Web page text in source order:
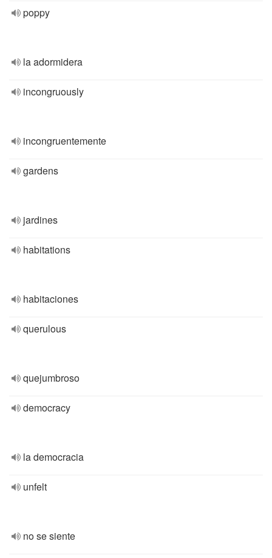
poppy
la adormidera
incongruously
incongruentemente
gardens
jardines
habitations
habitaciones
querulous
quejumbroso
democracy
la democracia
unfelt
no se siente